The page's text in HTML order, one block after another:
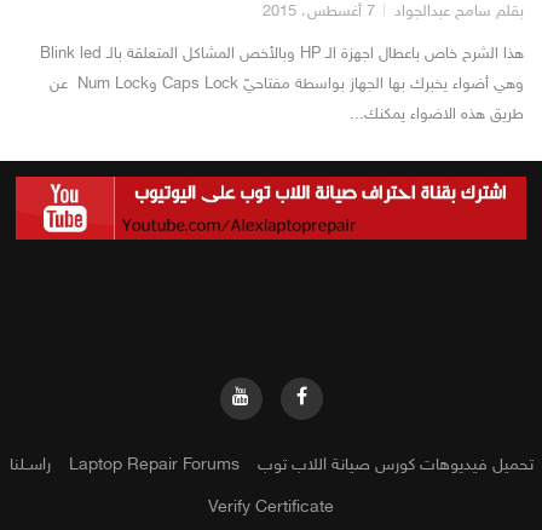
بقلم سامح عبدالجواد 7 أغسطس، 2015
هذا الشرح خاص باعطال اجهزة الـ HP وبالأخص المشاكل المتعلقة بالـ Blink led
وهي أضواء يخبرك بها الجهاز بواسطة مفتاحيّ Caps Lock وNum Lock عن
طريق هذه الاضواء يمكنك...
تحميل فيديوهات كورس صيانة اللاب توب Laptop Repair Forums راســلنا
Verify Certificate